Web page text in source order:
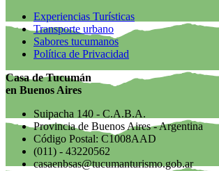
Experiencias Turísticas
Transporte urbano
Sabores tucumanos
Política de Privacidad
Casa de Tucumán
en Buenos Aires
Suipacha 140 - C.A.B.A.
Provincia de Buenos Aires - Argentina
Código Postal: C1008AAD
(011) - 43220562
casaenbsas@tucumanturismo.gob.ar